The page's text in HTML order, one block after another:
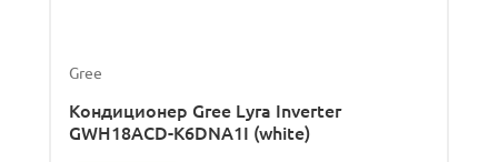
Gree
Кондиционер Gree Lyra Inverter
GWH18ACD-K6DNA1I (white)